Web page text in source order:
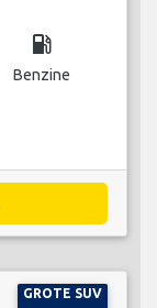
local_gas_station
Benzine
GROTE SUV